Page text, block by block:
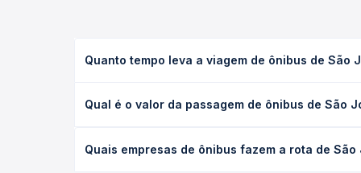
Quanto tempo leva a viagem de ônibus de São
(convencional, executivo ou leito) e as condições
Qual é o valor da passagem de ônibus de São
empresa, o tipo de poltrona e a antecedência da
Quais empresas de ônibus fazem a rota de